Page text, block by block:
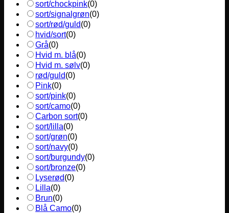
sort/chockpink(0)
sort/signalgrøn(0)
sort/rød/guld(0)
hvid/sort(0)
Grå(0)
Hvid m. blå(0)
Hvid m. sølv(0)
rød/guld(0)
Pink(0)
sort/pink(0)
sort/camo(0)
Carbon sort(0)
sort/lilla(0)
sort/grøn(0)
sort/navy(0)
sort/burgundy(0)
sort/bronze(0)
Lyserød(0)
Lilla(0)
Brun(0)
Blå Camo(0)